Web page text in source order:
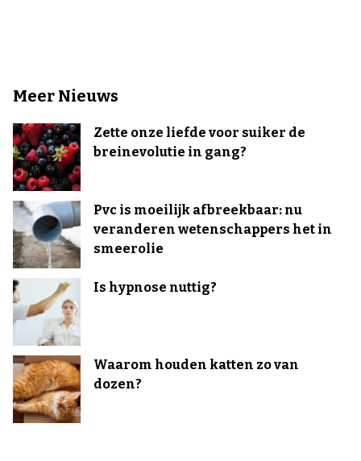
Meer Nieuws
Zette onze liefde voor suiker de
breinevolutie in gang?
Pvc is moeilijk afbreekbaar: nu
veranderen wetenschappers het in
smeerolie
Is hypnose nuttig?
Waarom houden katten zo van
dozen?